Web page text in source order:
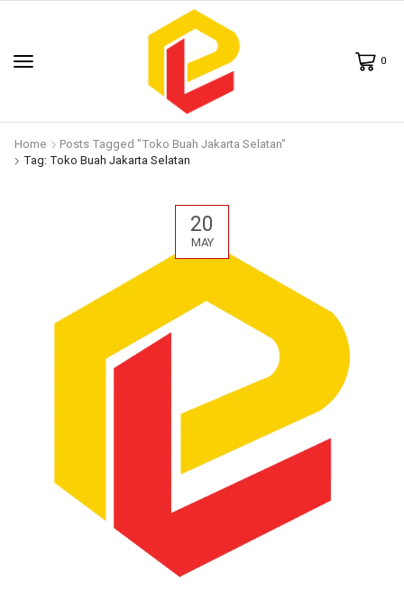
0
Home
Posts Tagged "toko Buah Jakarta Selatan"
Tag: Toko Buah Jakarta Selatan
20
MAY